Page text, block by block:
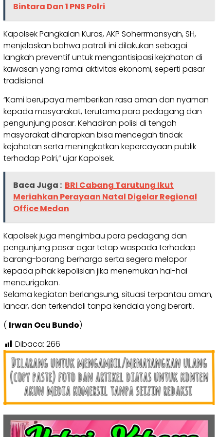
Bintara Dan 1 PNS Polri
Kapolsek Pangkalan Kuras, AKP Soherrmansyah, SH,
menjelaskan bahwa patroli ini dilakukan sebagai
langkah preventif untuk mengantisipasi kejahatan di
kawasan yang ramai aktivitas ekonomi, seperti pasar
tradisional.
“Kami berupaya memberikan rasa aman dan nyaman
kepada masyarakat, terutama para pedagang dan
pengunjung pasar. Kehadiran polisi di tengah
masyarakat diharapkan bisa mencegah tindak
kejahatan serta meningkatkan kepercayaan publik
terhadap Polri,” ujar Kapolsek.
Baca Juga : BRI Cabang Tarutung Ikut
Meriahkan Perayaan Natal Digelar Regional
Office Medan
Kapolsek juga mengimbau para pedagang dan
pengunjung pasar agar tetap waspada terhadap
barang-barang berharga serta segera melapor
kepada pihak kepolisian jika menemukan hal-hal
mencurigakan.
Selama kegiatan berlangsung, situasi terpantau aman,
lancar, dan terkendali tanpa kendala yang berarti.
( Irwan Ocu Bundo)
Dibaca: 266